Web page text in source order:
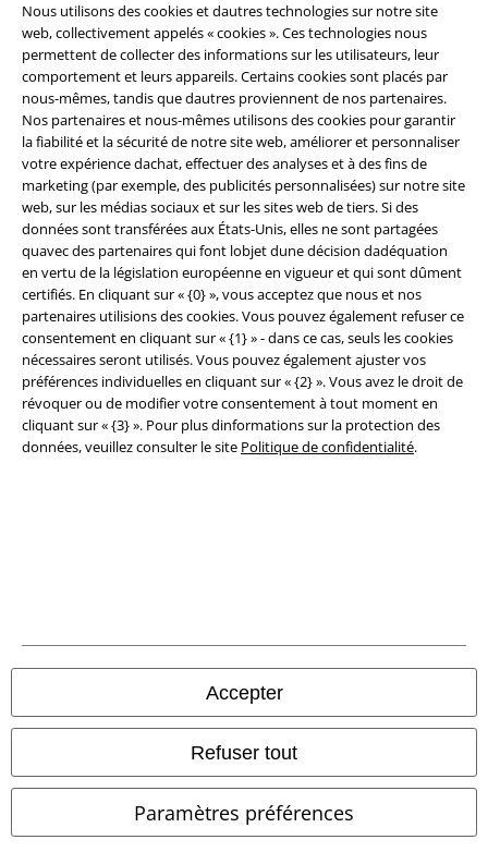
Nous utilisons des cookies et dautres technologies sur notre site
web, collectivement appelés « cookies ». Ces technologies nous
permettent de collecter des informations sur les utilisateurs, leur
comportement et leurs appareils. Certains cookies sont placés par
nous-mêmes, tandis que dautres proviennent de nos partenaires.
Nos partenaires et nous-mêmes utilisons des cookies pour garantir
la fiabilité et la sécurité de notre site web, améliorer et personnaliser
votre expérience dachat, effectuer des analyses et à des fins de
marketing (par exemple, des publicités personnalisées) sur notre site
web, sur les médias sociaux et sur les sites web de tiers. Si des
données sont transférées aux États-Unis, elles ne sont partagées
quavec des partenaires qui font lobjet dune décision dadéquation
en vertu de la législation européenne en vigueur et qui sont dûment
certifiés. En cliquant sur « {0} », vous acceptez que nous et nos
partenaires utilisions des cookies. Vous pouvez également refuser ce
consentement en cliquant sur « {1} » - dans ce cas, seuls les cookies
nécessaires seront utilisés. Vous pouvez également ajuster vos
préférences individuelles en cliquant sur « {2} ». Vous avez le droit de
révoquer ou de modifier votre consentement à tout moment en
cliquant sur « {3} ». Pour plus dinformations sur la protection des
données, veuillez consulter le site Politique de confidentialité.
Accepter
Refuser tout
Paramètres préférences
Clauses de confidentialité
Élimination des déchets et protection de l'environnement
Déclaration de Conformité
Informations sur l'accessibilité
Paramètres des Cookies
Période de rétractation
Tous nos prix sont T.T.C. Cependant, ils ne comprennent pasles frais
denvoi.
© 1986-2026 Large Popmerchandising BV
EMP Polska
EMP Česká Republika
EMP Schweiz